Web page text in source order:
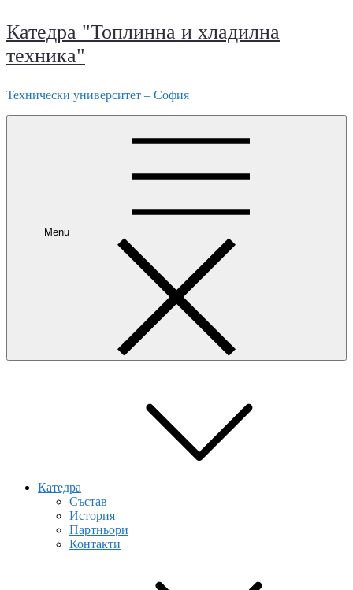
Катедра "Топлинна и хладилна
техника"
Технически университет – София
Menu
Катедра
Състав
История
Партньори
Контакти